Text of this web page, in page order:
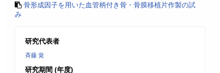
骨形成因子を用いた血管柄付き骨・骨膜移植片作製の試
み
研究代表者
斉藤 覚
研究期間 (年度)